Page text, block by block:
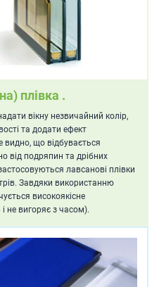
плівка .
вікну незвичайний колір,
та додати ефект
видно, що відбувається
від подряпин та дрібних
лавсанові плівки
Завдяки використанню
високоякісне
не вигоряє з часом).